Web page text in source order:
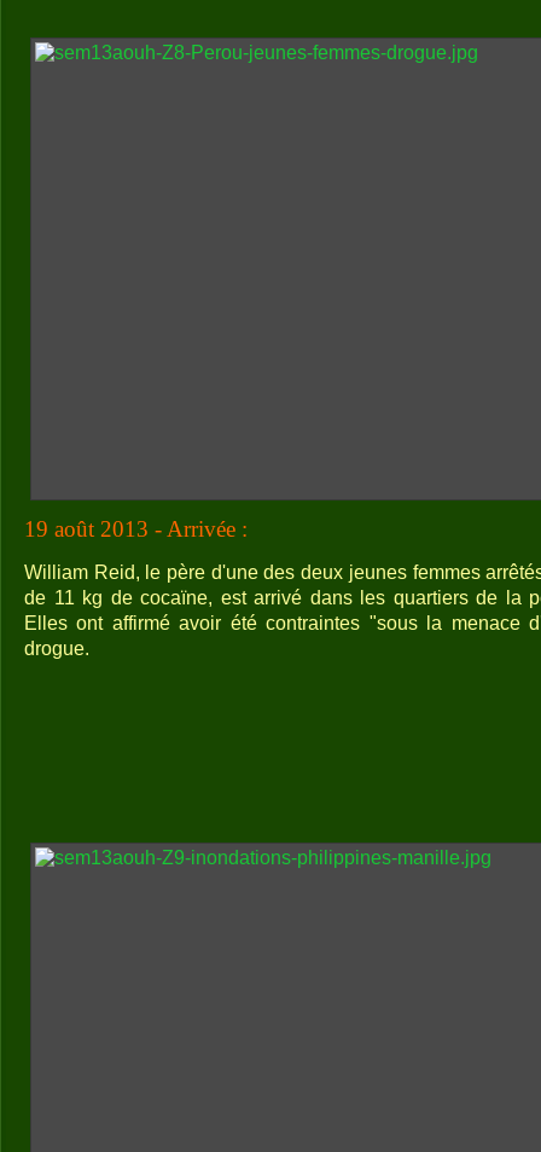
19 août 2013 - Arrivée :
William Reid, le père d'une des deux jeunes femmes
de 11 kg de cocaïne, est arrivé dans les quartiers de la
Elles ont affirmé avoir été contraintes "sous la menace
drogue.